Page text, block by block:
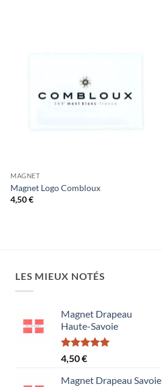
MAGNET
Magnet Logo Combloux
4,50€
LES MIEUX NOTÉS
Magnet Drapeau
Haute-Savoie
Note5.00
sur 5
4,50€
Magnet Drapeau Savoie